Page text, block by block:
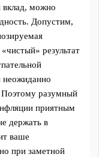
вклад, можно
Допустим,
результат
неожиданно
Поэтому разумный
приятным
держать в
ваше
при заметной